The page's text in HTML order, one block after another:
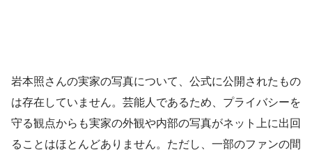
岩本照さんの実家の写真について、公式に公開されたもの
は存在していません。芸能人であるため、プライバシーを
守る観点からも実家の外観や内部の写真がネット上に出回
ることはほとんどありません。ただし、一部のファンの間